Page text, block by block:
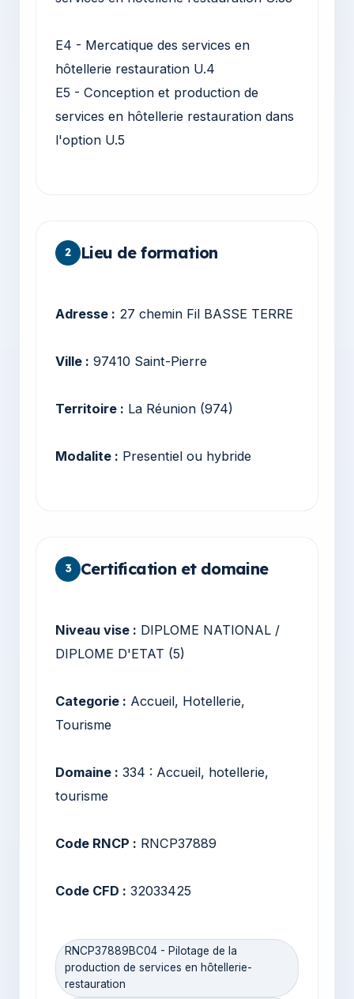
E4 - Mercatique des services en
hôtellerie restauration U.4
E5 - Conception et production de
services en hôtellerie restauration dans
l'option U.5
2 Lieu de formation
Adresse : 27 chemin Fil BASSE TERRE
Ville : 97410 Saint-Pierre
Territoire : La Réunion (974)
Modalite : Presentiel ou hybride
3 Certification et domaine
Niveau vise : DIPLOME NATIONAL /
DIPLOME D'ETAT (5)
Categorie : Accueil, Hotellerie,
Tourisme
Domaine : 334 : Accueil, hotellerie,
tourisme
Code RNCP : RNCP37889
Code CFD : 32033425
RNCP37889BC04 - Pilotage de la
production de services en hôtellerie-
restauration